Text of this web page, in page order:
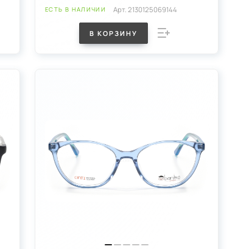
ЕСТЬ В НАЛИЧИИ Арт.2130125069144
В КОРЗИНУ